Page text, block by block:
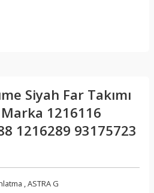
Siyah Far Takımı
1216116
1216289 93175723
,ASTRA G